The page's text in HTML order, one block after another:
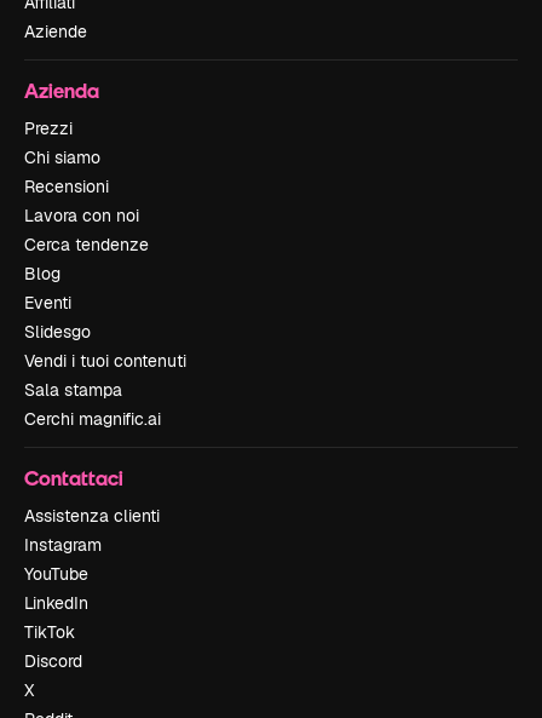
Aziende
Azienda
Prezzi
Chi siamo
Recensioni
Lavora con noi
Cerca tendenze
Blog
Eventi
Slidesgo
Vendi i tuoi contenuti
Sala stampa
Cerchi magnific.ai
Contattaci
Assistenza clienti
Instagram
YouTube
LinkedIn
TikTok
Discord
X